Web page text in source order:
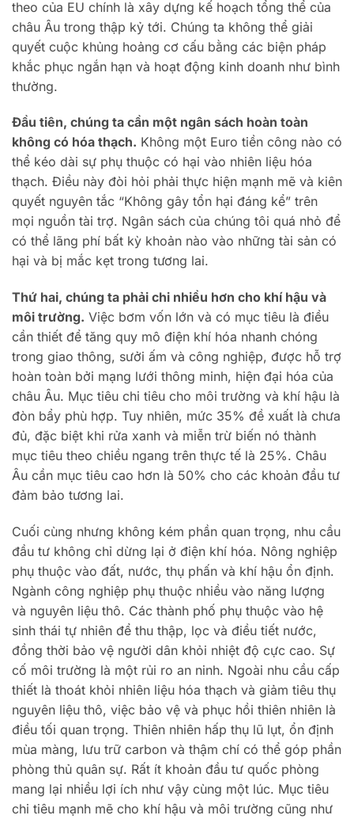
theo của EU chính là xây dựng kế hoạch tổng thể của
châu Âu trong thập kỷ tới. Chúng ta không thể giải
quyết cuộc khủng hoảng cơ cấu bằng các biện pháp
khắc phục ngắn hạn và hoạt động kinh doanh như bình
thường.
Đầu tiên, chúng ta cần một ngân sách hoàn toàn
không có hóa thạch. Không một Euro tiền công nào có
thể kéo dài sự phụ thuộc có hại vào nhiên liệu hóa
thạch. Điều này đòi hỏi phải thực hiện mạnh mẽ và kiên
quyết nguyên tắc “Không gây tổn hại đáng kể” trên
mọi nguồn tài trợ. Ngân sách của chúng tôi quá nhỏ để
có thể lãng phí bất kỳ khoản nào vào những tài sản có
hại và bị mắc kẹt trong tương lai.
Thứ hai, chúng ta phải chi nhiều hơn cho khí hậu và
môi trường. Việc bơm vốn lớn và có mục tiêu là điều
cần thiết để tăng quy mô điện khí hóa nhanh chóng
trong giao thông, sưởi ấm và công nghiệp, được hỗ trợ
hoàn toàn bởi mạng lưới thông minh, hiện đại hóa của
châu Âu. Mục tiêu chi tiêu cho môi trường và khí hậu là
đòn bẩy phù hợp. Tuy nhiên, mức 35% đề xuất là chưa
đủ, đặc biệt khi rửa xanh và miễn trừ biến nó thành
mục tiêu theo chiều ngang trên thực tế là 25%. Châu
Âu cần mục tiêu cao hơn là 50% cho các khoản đầu tư
đảm bảo tương lai.
Cuối cùng nhưng không kém phần quan trọng, nhu cầu
đầu tư không chỉ dừng lại ở điện khí hóa. Nông nghiệp
phụ thuộc vào đất, nước, thụ phấn và khí hậu ổn định.
Ngành công nghiệp phụ thuộc nhiều vào năng lượng
và nguyên liệu thô. Các thành phố phụ thuộc vào hệ
sinh thái tự nhiên để thu thập, lọc và điều tiết nước,
đồng thời bảo vệ người dân khỏi nhiệt độ cực cao. Sự
cố môi trường là một rủi ro an ninh. Ngoài nhu cầu cấp
thiết là thoát khỏi nhiên liệu hóa thạch và giảm tiêu thụ
nguyên liệu thô, việc bảo vệ và phục hồi thiên nhiên là
điều tối quan trọng. Thiên nhiên hấp thụ lũ lụt, ổn định
mùa màng, lưu trữ carbon và thậm chí có thể góp phần
phòng thủ quân sự. Rất ít khoản đầu tư quốc phòng
mang lại nhiều lợi ích như vậy cùng một lúc. Mục tiêu
chi tiêu mạnh mẽ cho khí hậu và môi trường cũng như